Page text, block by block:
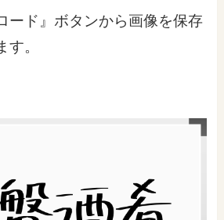
ード』ボタンから画像を保存
。